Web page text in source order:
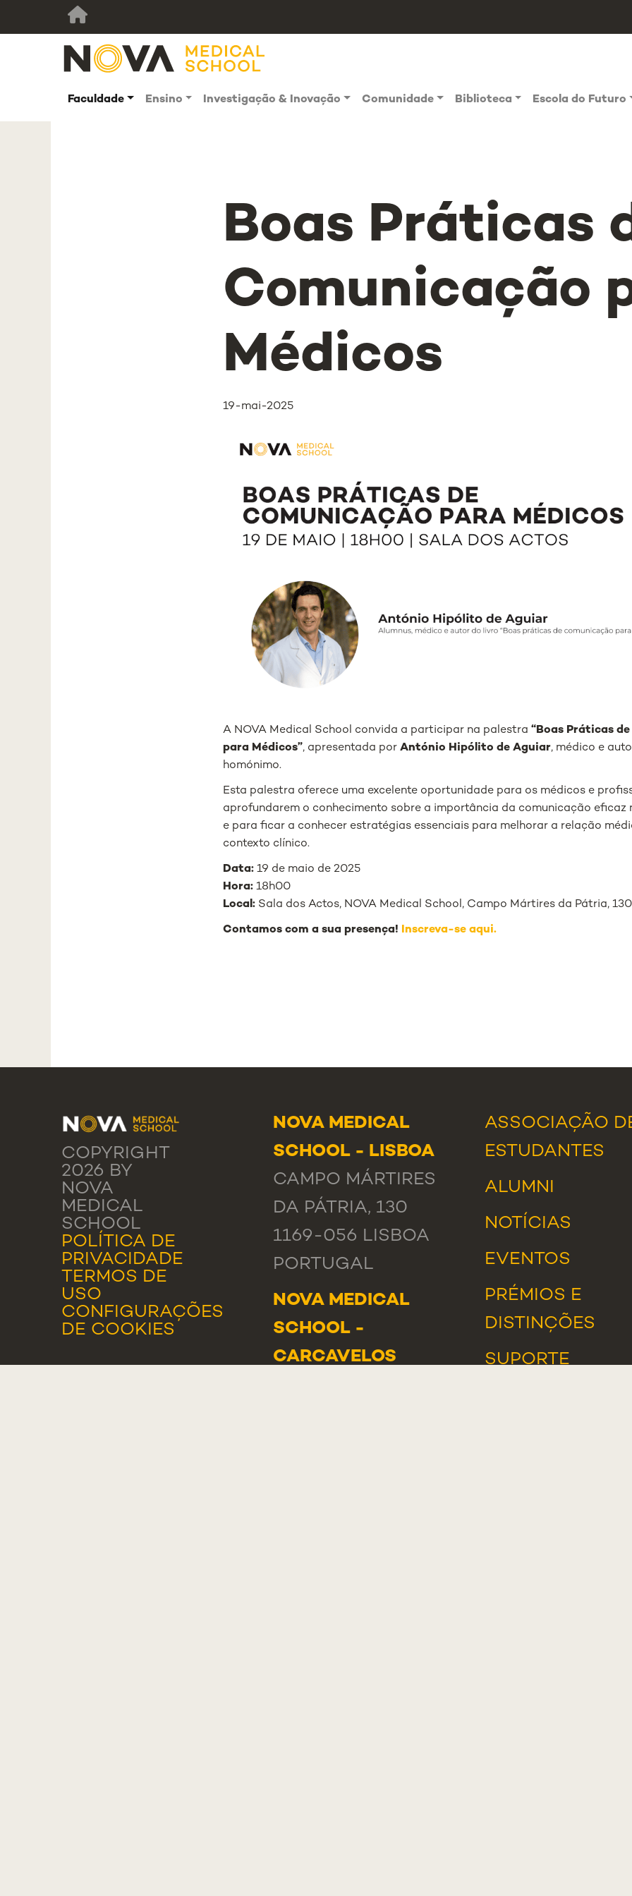
Faculdade Ensino Investigação & Inovação Comunidade Biblioteca Escola do Futuro
Boas Práticas
Comunicação
Médicos
19-mai-2025
A NOVA Medical School convida a participar na palestra“Boas Práticas
para Médicos”, apresentada porAntónio Hipólito de Aguiar, médico e
homónimo.
Esta palestra oferece uma excelente oportunidade para os médicos e
aprofundarem o conhecimento sobre a importância da comunicação eficaz
e para ficar a conhecer estratégias essenciais para melhorar a relação
contexto clínico.
Data: 19 de maio de 2025
Hora: 18h00
Local: Sala dos Actos, NOVA Medical School, Campo Mártires da Pátria,
Contamos com a sua presença! Inscreva-se aqui.
COPYRIGHT
2026 BY
NOVA
MEDICAL
SCHOOL
POLÍTICA DE
PRIVACIDADE
TERMOS DE
USO
CONFIGURAÇÕES
DE COOKIES
NOVA MEDICAL
SCHOOL - LISBOA
CAMPO MÁRTIRES
DA PÁTRIA, 130
1169-056 LISBOA
PORTUGAL
NOVA MEDICAL
SCHOOL -
CARCAVELOS
ASSOCIAÇÃO
ESTUDANTES
ALUMNI
NOTÍCIAS
EVENTOS
PRÉMIOS E
DISTINÇÕES
SUPORTE